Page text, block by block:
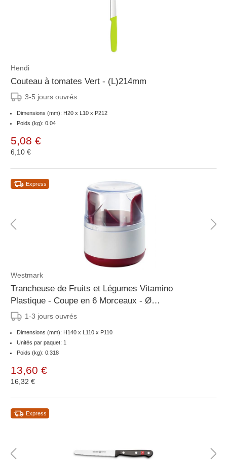
Hendi
Couteau à tomates Vert - (L)214mm
3-5 jours ouvrés
Dimensions (mm): H20 x L10 x P212
Poids (kg): 0.04
5,08 €
6,10 €
Express
Westmark
Trancheuse de Fruits et Légumes Vitamino
Plastique - Coupe en 6 Morceaux - Ø
110x(H)130mm
1-3 jours ouvrés
Dimensions (mm): H140 x L110 x P110
Unités par paquet: 1
Poids (kg): 0.318
13,60 €
16,32 €
Express